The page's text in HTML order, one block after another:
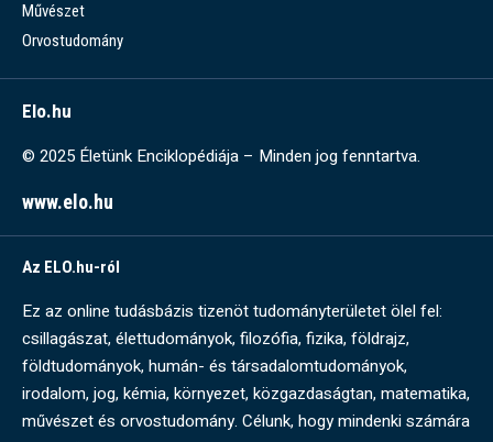
Művészet
Orvostudomány
Elo.hu
© 2025 Életünk Enciklopédiája – Minden jog fenntartva.
www.elo.hu
Az ELO.hu-ról
Ez az online tudásbázis tizenöt tudományterületet ölel fel:
csillagászat, élettudományok, filozófia, fizika, földrajz,
földtudományok, humán- és társadalomtudományok,
irodalom, jog, kémia, környezet, közgazdaságtan, matematika,
művészet és orvostudomány. Célunk, hogy mindenki számára